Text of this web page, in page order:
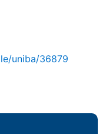
uniba/36879